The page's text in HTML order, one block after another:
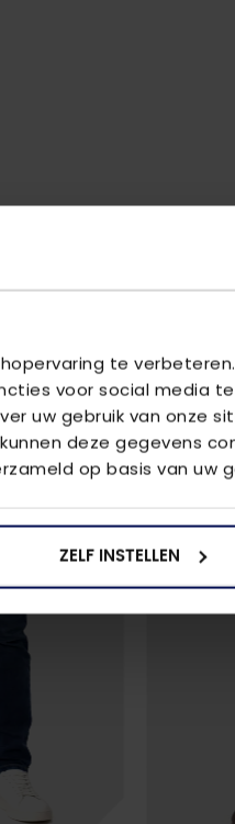
te
voor social media
uw gebruik van onze
deze gegevens
op basis van uw
ZELF INSTELLEN